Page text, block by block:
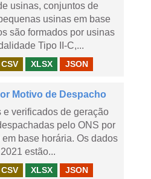
usinas, conjuntos de
usinas em base
são formados por usinas
Tipo II-C,...
CSV XLSX JSON
Motivo de Despacho
e verificados de geração
pelo ONS por
base horária. Os dados
estão...
CSV XLSX JSON